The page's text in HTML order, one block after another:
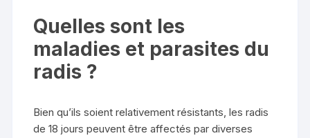
Quelles sont les
maladies et parasites du
radis ?
Bien qu’ils soient relativement résistants, les radis
de 18 jours peuvent être affectés par diverses